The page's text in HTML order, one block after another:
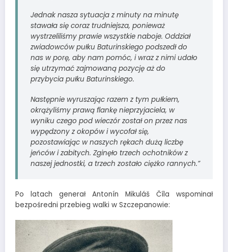
Jednak nasza sytuacja z minuty na minutę
stawała się coraz trudniejsza, ponieważ
wystrzeliliśmy prawie wszystkie naboje. Oddział
zwiadowców pułku Baturinskiego podszedł do
nas w porę, aby nam pomóc, i wraz z nimi udało
się utrzymać zajmowaną pozycję aż do
przybycia pułku Baturinskiego.
Następnie wyruszając razem z tym pułkiem,
okrążyliśmy prawą flankę nieprzyjaciela, w
wyniku czego pod wieczór został on przez nas
wypędzony z okopów i wycofał się,
pozostawiając w naszych rękach dużą liczbę
jeńców i zabitych. Zginęło trzech ochotników z
naszej jednostki, a trzech zostało ciężko rannych.”
Po latach generał Antonín Mikuláš Číla wspominał
bezpośredni przebieg walki w Szczepanowie: